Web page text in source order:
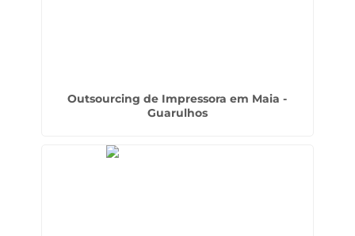
Outsourcing de Impressora em Maia -
Guarulhos